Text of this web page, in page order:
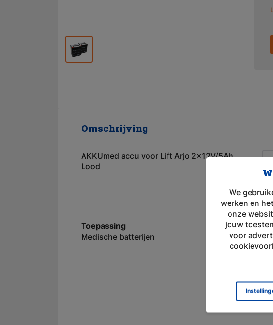
Omschrijving
AKKUmed accu voor Lift Arjo 2x12V/5Ah
Lood
Toepassing
Medische batterijen
We
werken en
onze
jouw
voor